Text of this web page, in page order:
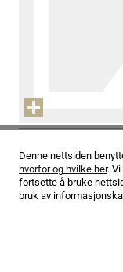
Oslo
Les mer
Denne nettsiden
hvorfor og hvilke her.
fortsette å bruke
bruk av